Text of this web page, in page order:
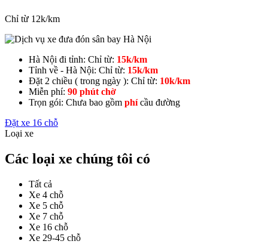
Chỉ từ 12k/km
Hà Nội đi tỉnh: Chỉ từ: 15k/km
Tỉnh về - Hà Nội: Chỉ từ: 15k/km
Đặt 2 chiều ( trong ngày ): Chỉ từ: 10k/km
Miễn phí: 90 phút chờ
Trọn gói: Chưa bao gồm phícầu đường
Đặt xe 16 chỗ
Loại xe
Các loại xe chúng tôi có
Tất cả
Xe 4 chỗ
Xe 5 chỗ
Xe 7 chỗ
Xe 16 chỗ
Xe 29-45 chỗ